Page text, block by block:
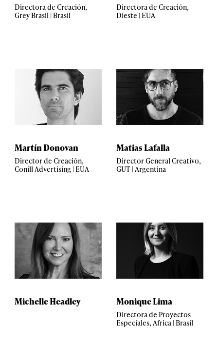
Directora de Creación,
Grey Brasil | Brasil
Directora de Creación,
Dieste | EUA
Martín Donovan
Director de Creación,
Conill Advertising | EUA
Matias Lafalla
Director General Creativo,
GUT | Argentina
Michelle Headley Monique Lima
Directora de Proyectos
Especiales, Africa | Brasil